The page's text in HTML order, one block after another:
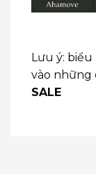
Lưu ý:
vào những
SALE